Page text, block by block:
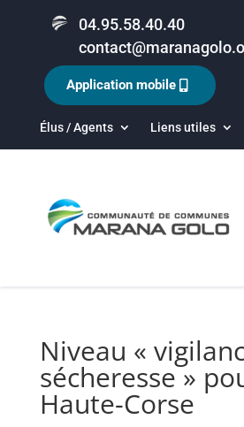
04.95.58.40.40
Élus / Agents Liens utiles
Application mobile
Niveau «
sécheresse »
Haute-Corse